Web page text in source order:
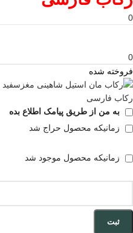
0
0
فروخته شده
به من از طریق پیامک اطلاع بده
زمانیکه محصول حراج شد
زمانیکه محصول موجود شد
ثبت